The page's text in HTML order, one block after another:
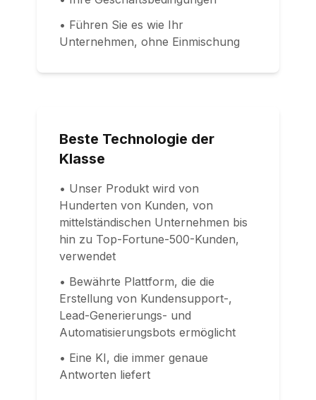
• Führen Sie es wie Ihr
Unternehmen, ohne Einmischung
Beste Technologie der
Klasse
• Unser Produkt wird von
Hunderten von Kunden, von
mittelständischen Unternehmen bis
hin zu Top-Fortune-500-Kunden,
verwendet
• Bewährte Plattform, die die
Erstellung von Kundensupport-,
Lead-Generierungs- und
Automatisierungsbots ermöglicht
• Eine KI, die immer genaue
Antworten liefert